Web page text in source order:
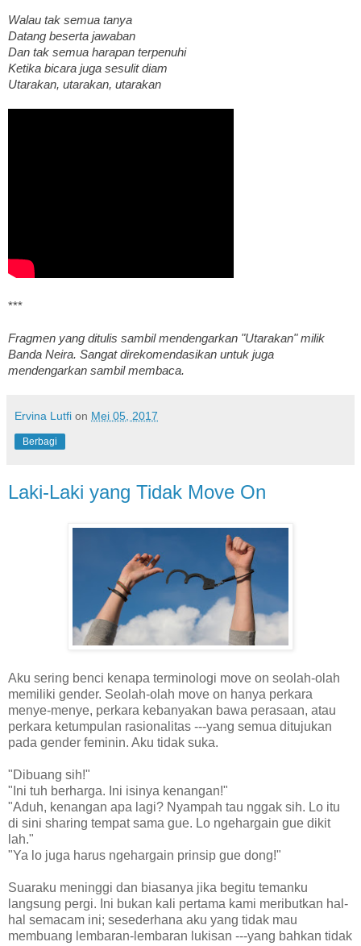
Walau tak semua tanya
Datang beserta jawaban
Dan tak semua harapan terpenuhi
Ketika bicara juga sesulit diam
Utarakan, utarakan, utarakan
***
Fragmen yang ditulis sambil mendengarkan "Utarakan" milik
Banda Neira. Sangat direkomendasikan untuk juga
mendengarkan sambil membaca.
Ervina Lutfi on Mei 05, 2017
Berbagi
Laki-Laki yang Tidak Move On
Aku sering benci kenapa terminologi move on seolah-olah
memiliki gender. Seolah-olah move on hanya perkara
menye-menye, perkara kebanyakan bawa perasaan, atau
perkara ketumpulan rasionalitas ---yang semua ditujukan
pada gender feminin. Aku tidak suka.
"Dibuang sih!"
"Ini tuh berharga. Ini isinya kenangan!"
"Aduh, kenangan apa lagi? Nyampah tau nggak sih. Lo itu
di sini sharing tempat sama gue. Lo ngehargain gue dikit
lah."
"Ya lo juga harus ngehargain prinsip gue dong!"
Suaraku meninggi dan biasanya jika begitu temanku
langsung pergi. Ini bukan kali pertama kami meributkan hal-
hal semacam ini; sesederhana aku yang tidak mau
membuang lembaran-lembaran lukisan ---yang bahkan tidak